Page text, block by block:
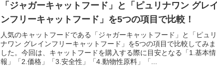
「ジャガーキャットフード」と「ピュリナワン グレイ
ンフリーキャットフード」を5つの項目で比較！
人気のキャットフードである「ジャガーキャットフード」と「ピュリ
ナワン グレインフリーキャットフード」を5つの項目で比較してみま
した。今回は、キャットフードを購入する際に目安となる「1.基本情
報」「2.価格」「3.安全性」「4.動物性原料」「...